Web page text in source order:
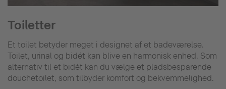
Toiletter
Et toilet betyder meget i designet af et badeværelse.
Toilet, urinal og bidét kan blive en harmonisk enhed. Som
alternativ til et bidét kan du vælge et pladsbesparende
douchetoilet, som tilbyder komfort og bekvemmelighed.